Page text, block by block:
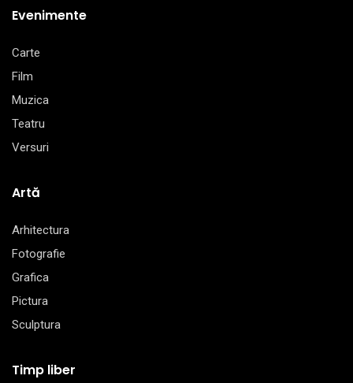
Evenimente
Carte
Film
Muzica
Teatru
Versuri
Artă
Arhitectura
Fotografie
Grafica
Pictura
Sculptura
Timp liber